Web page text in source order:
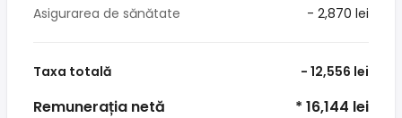
Asigurarea de sănătate
- 2,870 lei
Taxa totală - 12,556 lei
Remunerația netă * 16,144 lei